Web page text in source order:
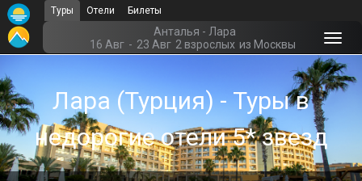
Туры Отели Билеты
Анталья - Лара
16 Авг - 23 Авг 2 взрослых из Москвы
Лара (Турция) - Туры в
недорогие отели 5* звезд
Главная
Офис г. Москва
Помощь
Подборки отелей